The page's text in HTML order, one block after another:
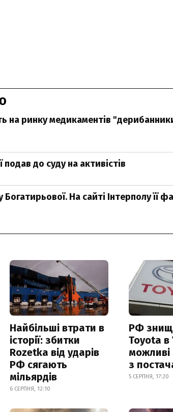
на ринку медикаментів
до суду на активістів
Богатирьової. На сайті Інтерполу її
Найбільші втрати в
історії: збитки
Rozetka від ударів
РФ сягають
мільярдів
6 СЕРПНЯ, 12:10
РФ
Toyota в
з
5 СЕРПНЯ, 17:20